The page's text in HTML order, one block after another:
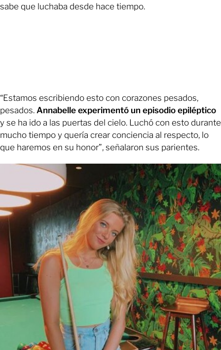
sabe que luchaba desde hace tiempo.
“Estamos escribiendo esto con corazones pesados,
pesados. Annabelle experimentó un episodio epiléptico
y se ha ido a las puertas del cielo. Luchó con esto durante
mucho tiempo y quería crear conciencia al respecto, lo
que haremos en su honor”, señalaron sus parientes.